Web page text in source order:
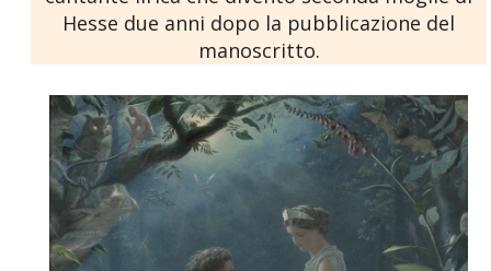
Hesse due anni dopo la pubblicazione del
manoscritto.